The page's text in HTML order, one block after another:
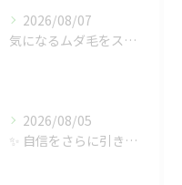
2026/08/07
気になるムダ毛をスッキリ🌿
2026/08/05
✨ 自信をさらに引き出す✨